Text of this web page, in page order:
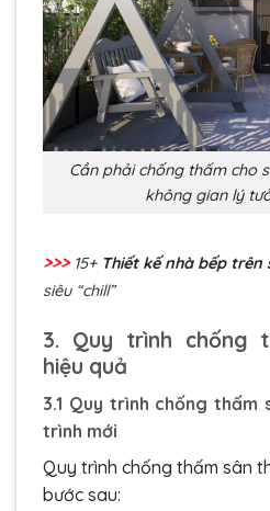
Cần phải chống thấm cho
không gian lý
>>> 15+ Thiết kế nhà bếp trên
siêu “chill”
3. Quy trình chống
hiệu quả
3.1 Quy trình chống thấm
trình mới
Quy trình chống thấm sân
bước sau: